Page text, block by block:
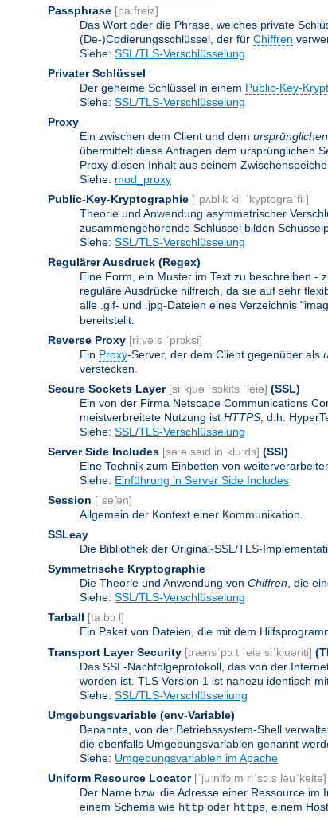
Passphrase [paːfreiz]
Das Wort oder die Phrase, welches private
(De-)Codierungsschlüssel, der für Chiffren
Siehe: SSL/TLS-Verschlüsselung
Privater Schlüssel
Der geheime Schlüssel in einem Public-Key-
Siehe: SSL/TLS-Verschlüsselung
Proxy
Ein zwischen dem Client und dem
übermittelt diese Anfragen dem ursprünglichen
Proxy diesen Inhalt aus seinem
Siehe: mod_proxy
Public-Key-Kryptographie [ˈpʌblik kiː ˈkyptograˈfiː]
Theorie und Anwendung asymmetrischer
zusammengehörende Schlüssel bilden
Siehe: SSL/TLS-Verschlüsselung
Regulärer Ausdruck (Regex)
Eine Form, ein Muster im Text zu beschreiben -
reguläre Ausdrücke hilfreich, da sie auf sehr
alle .gif- und .jpg-Dateien eines Verzeichnis
bereitstellt.
Reverse Proxy [riːvəːs ˈprɔksi]
Ein Proxy-Server, der dem Client gegenüber als
verstecken.
Secure Sockets Layer [siˈkjuə ˈsɔkits ˈleiə] (SSL)
Ein von der Firma Netscape Communications
meistverbreitete Nutzung ist HTTPS , d.h.
Siehe: SSL/TLS-Verschlüsselung
Server Side Includes [səːə said inˈkluːds] (SSI)
Eine Technik zum Einbetten von
Siehe: Einführung in Server Side Includes
Session [ˈseʃən]
Allgemein der Kontext einer Kommunikation.
SSLeay
Die Bibliothek der Original-SSL/TLS-
Symmetrische Kryptographie
Die Theorie und Anwendung von Chiffren , die
Siehe: SSL/TLS-Verschlüsselung
Tarball [taːbɔːl]
Ein Paket von Dateien, die mit dem
Transport Layer Security [trænsˈpɔːt ˈeiə siˈkjuəriti]
Das SSL-Nachfolgeprotokoll, das von der
worden ist. TLS Version 1 ist nahezu identisch
Siehe: SSL/TLS-Verschlüsseliung
Umgebungsvariable (env-Variable)
Benannte, von der Betriebssystem-Shell
die ebenfalls Umgebungsvariablen genannt
Siehe: Umgebungsvariablen im Apache
Uniform Resource Locator [ˈjuːnifɔːm riˈsɔːs ləuˈkeitə]
Der Name bzw. die Adresse einer Ressource
einem Schema wie http oder https , einem